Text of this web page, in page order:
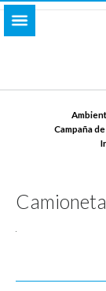
Campaña